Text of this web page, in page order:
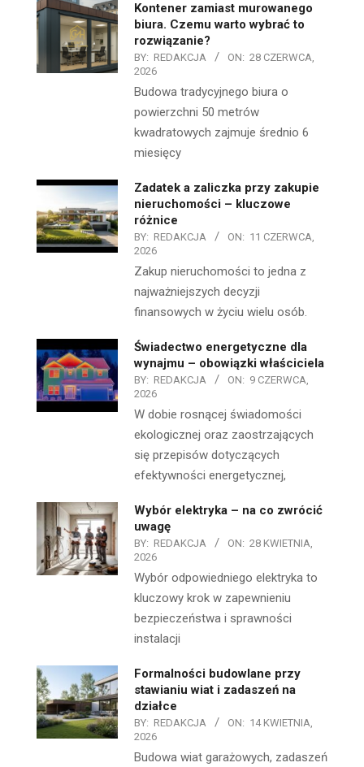
Kontener zamiast murowanego
biura. Czemu warto wybrać to
rozwiązanie?
BY: REDAKCJA ON: 28 CZERWCA,
2026
Budowa tradycyjnego biura o
powierzchni 50 metrów
kwadratowych zajmuje średnio 6
miesięcy
Zadatek a zaliczka przy zakupie
nieruchomości – kluczowe
różnice
BY: REDAKCJA ON: 11 CZERWCA,
2026
Zakup nieruchomości to jedna z
najważniejszych decyzji
finansowych w życiu wielu osób.
Świadectwo energetyczne dla
wynajmu – obowiązki właściciela
BY: REDAKCJA ON: 9 CZERWCA,
2026
W dobie rosnącej świadomości
ekologicznej oraz zaostrzających
się przepisów dotyczących
efektywności energetycznej,
Wybór elektryka – na co zwrócić
uwagę
BY: REDAKCJA ON: 28 KWIETNIA,
2026
Wybór odpowiedniego elektryka to
kluczowy krok w zapewnieniu
bezpieczeństwa i sprawności
instalacji
Formalności budowlane przy
stawianiu wiat i zadaszeń na
działce
BY: REDAKCJA ON: 14 KWIETNIA,
2026
Budowa wiat garażowych, zadaszeń